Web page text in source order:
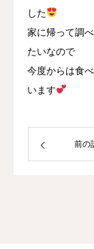
した
家に帰って調
たいなので
今度からは食
います
前の